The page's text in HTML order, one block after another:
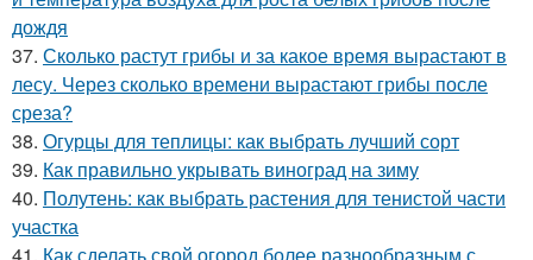
дождя
37. Сколько растут грибы и за какое время вырастают в
лесу. Через сколько времени вырастают грибы после
среза?
38. Огурцы для теплицы: как выбрать лучший сорт
39. Как правильно укрывать виноград на зиму
40. Полутень: как выбрать растения для тенистой части
участка